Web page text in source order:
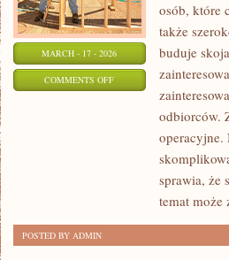
MARCH - 17 - 2026
COMMENTS OFFON
TECHNOLOGICZNE
osób, które
także
buduje
odbiorców.
operacyjne.
sprawia, że
temat może
POSTED BY ADMIN